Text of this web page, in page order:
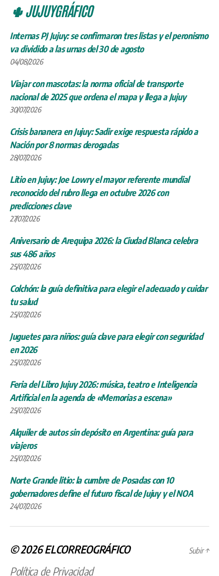
🌵 JUJUYGRÁFICO
Internas PJ Jujuy: se confirmaron tres listas y el peronismo
va dividido a las urnas del 30 de agosto
04/08/2026
Viajar con mascotas: la norma oficial de transporte
nacional de 2025 que ordena el mapa y llega a Jujuy
30/07/2026
Crisis bananera en Jujuy: Sadir exige respuesta rápido a
Nación por 8 normas derogadas
28/07/2026
Litio en Jujuy: Joe Lowry el mayor referente mundial
reconocido del rubro llega en octubre 2026 con
predicciones clave
27/07/2026
Aniversario de Arequipa 2026: la Ciudad Blanca celebra
sus 486 años
25/07/2026
Colchón: la guía definitiva para elegir el adecuado y cuidar
tu salud
25/07/2026
Juguetes para niños: guía clave para elegir con seguridad
en 2026
25/07/2026
Feria del Libro Jujuy 2026: música, teatro e Inteligencia
Artificial en la agenda de «Memorias a escena»
25/07/2026
Alquiler de autos sin depósito en Argentina: guía para
viajeros
25/07/2026
Norte Grande litio: la cumbre de Posadas con 10
gobernadores define el futuro fiscal de Jujuy y el NOA
24/07/2026
© 2026ELCORREOGRÁFICO
Política de Privacidad
Subir↑